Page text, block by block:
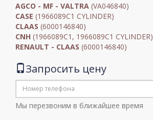
AGCO - MF - VALTRA (VA046840)
CASE (1966089C1 CYLINDER)
CLAAS (6000146840)
CNH (1966089C1, 1966089C1 CYLINDER)
RENAULT - CLAAS (6000146840)
Запросить цену
Мы перезвоним в ближайшее время